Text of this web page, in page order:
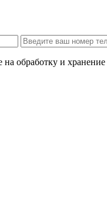
обработку и хранение